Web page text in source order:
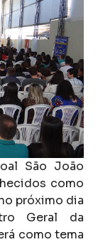
São João
como
próximo dia
Geral da
como tema